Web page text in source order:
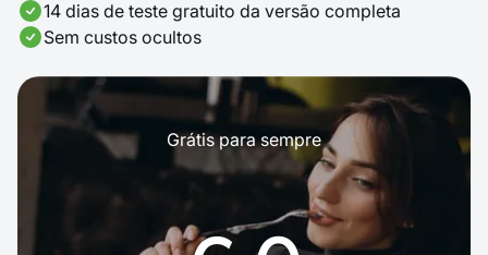
14 dias de teste gratuito da versão completa
Sem custos ocultos
Grátis para sempre